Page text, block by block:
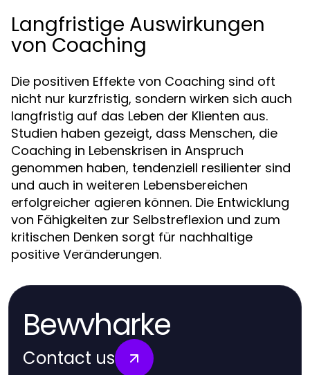
Langfristige Auswirkungen
von Coaching
Die positiven Effekte von Coaching sind oft
nicht nur kurzfristig, sondern wirken sich auch
langfristig auf das Leben der Klienten aus.
Studien haben gezeigt, dass Menschen, die
Coaching in Lebenskrisen in Anspruch
genommen haben, tendenziell resilienter sind
und auch in weiteren Lebensbereichen
erfolgreicher agieren können. Die Entwicklung
von Fähigkeiten zur Selbstreflexion und zum
kritischen Denken sorgt für nachhaltige
positive Veränderungen.
Bewvharke
Contact us